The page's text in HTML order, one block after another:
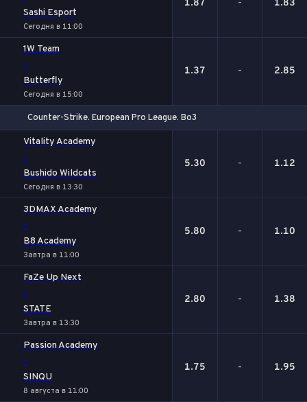
Sashi Esport
Сегодня в 11:00
1.87 - 1.83
1W Team
-
Butterfly
Сегодня в 15:00
1.37 - 2.85
Counter-Strike. European Pro League. Bo3
Vitality Academy
-
Bushido Wildcats
Сегодня в 13:30
5.30 - 1.12
3DMAX Academy
-
B8 Academy
Завтра в 11:00
5.80 - 1.10
FaZe Up Next
-
STATE
Завтра в 13:30
2.80 - 1.38
Passion Academy
-
SINQU
8 августа в 11:00
1.75 - 1.95